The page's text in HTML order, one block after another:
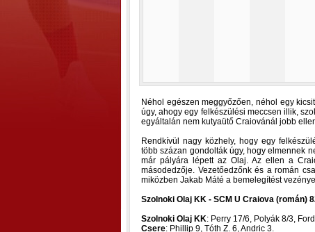
Néhol egészen meggyőzően, néhol egy
úgy, ahogy egy felkészülési meccsen illik,
egyáltalán nem kutyaütő Craiovánál jobb
Rendkívül nagy közhely, hogy egy
több százan gondolták úgy, hogy elmennek
már pályára lépett az Olaj. Az ellen a
másodedzője. Vezetőedzőnk és a román
miközben Jakab Máté a bemelegítést
Szolnoki Olaj KK - SCM U Craiova (román)
Szolnoki Olaj KK: Perry 17/6, Polyák 8/3,
Csere: Phillip 9, Tóth Z. 6, Andric 3.